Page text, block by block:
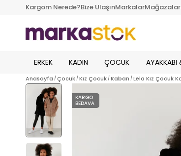
Kargom Nerede?Bize UlaşınMarkalar
ERKEK KADIN ÇOCUK
Anasayfa Çocuk Kız Çocuk Kaban Lela Kız Çocuk
KARGO
BEDAVA